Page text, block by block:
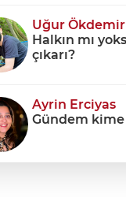
Uğur Ökdemir
Halkın mı
çıkarı?
Ayrin Erciyas
Gündem kime